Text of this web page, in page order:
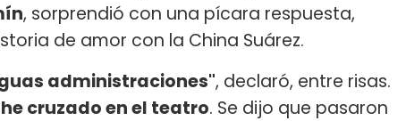
, sorprendió con una pícara respuesta,
de amor con la China Suárez.
administraciones", declaró, entre risas.
cruzado en el teatro. Se dijo que pasaron